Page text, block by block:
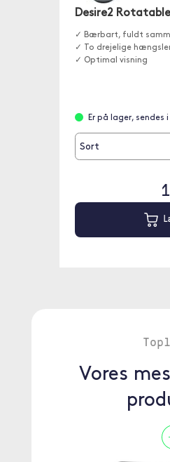
Desire2
✓ Bærbart, fuldt
✓ To drejelige
✓ Optimal visning
Er på lager, sendes
Sort
Vores